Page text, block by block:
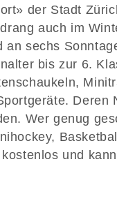
der Stadt
auch im
an sechs
bis zur 6.
Deren
Wer genug
und